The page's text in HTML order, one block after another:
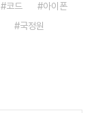
코드
아이폰
국정원